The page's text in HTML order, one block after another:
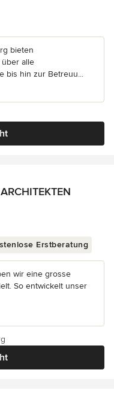
Sternen
bieten
alle
bis hin zur Betreuu...
Sternen
Erstberatung
wir eine grosse
So entwickelt unser